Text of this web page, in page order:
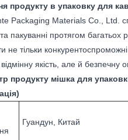
продукту в упаковку для
Packaging Materials Co., Ltd.
та пакуванні протягом
не тільки
якість, але й безпечну
продукту мішка для
Гуандун, Китай